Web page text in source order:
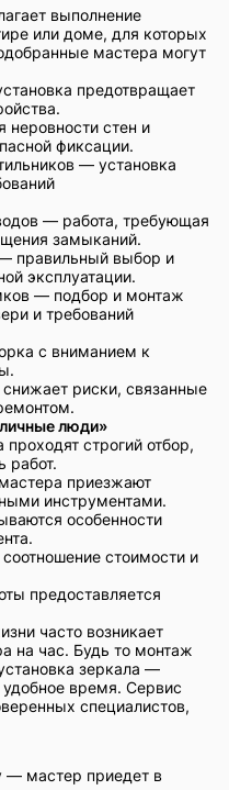
выполнение
или доме, для которых
мастера могут
предотвращает
неровности стен и
фиксации.
— установка
— работа, требующая
замыканий.
правильный выбор и
эксплуатации.
— подбор и монтаж
и требований
с вниманием к
риски, связанные
люди»
строгий отбор,
работ.
приезжают
инструментами.
особенности
стоимости и
предоставляется
часто возникает
на час. Будь то монтаж
зеркала —
время. Сервис
специалистов,
— мастер приедет в